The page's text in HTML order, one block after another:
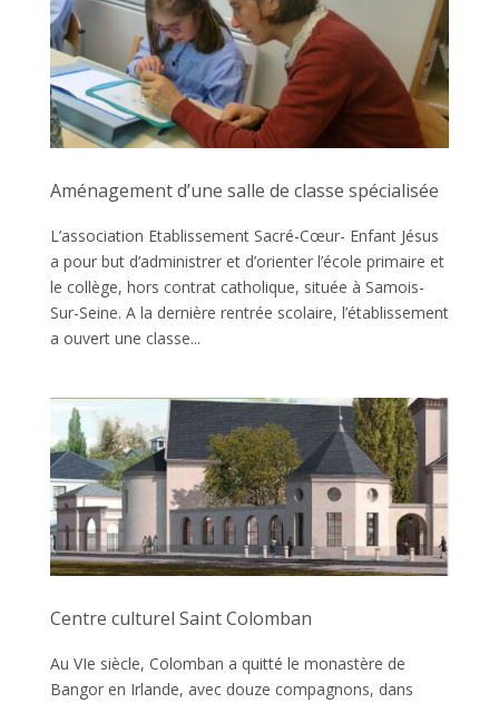
Aménagement d’une salle de classe spécialisée
L’association Etablissement Sacré-Cœur- Enfant Jésus
a pour but d’administrer et d’orienter l’école primaire et
le collège, hors contrat catholique, située à Samois-
Sur-Seine. A la dernière rentrée scolaire, l’établissement
a ouvert une classe...
Centre culturel Saint Colomban
Au VIe siècle, Colomban a quitté le monastère de
Bangor en Irlande, avec douze compagnons, dans